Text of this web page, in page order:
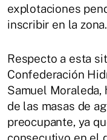
explotaciones
inscribir en la zona.
Respecto a esta
Confederación
Samuel Moraleda,
de las masas de
preocupante, ya